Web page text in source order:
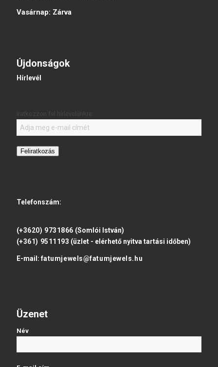
Vasárnap: Zárva
Újdonságok
Hírlevél
Feliratkozás
Telefonszám:
(+3620) 9731866 (Somlói István)
(+361) 9511193 (üzlet - elérhető nyitva tartási időben)
E-mail: fatumjewels@fatumjewels.hu
Üzenet
Név